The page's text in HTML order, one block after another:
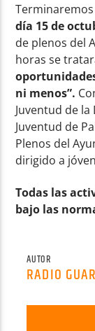
día 15 de
de plenos del
horas se
ni menos”.
Juventud de
Juventud de
Plenos del
dirigido a
Todas las
bajo las
AUTOR
RADIO